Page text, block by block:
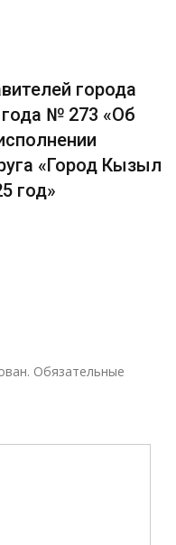
города
№ 273 «Об
«Город Кызыл
год»
Обязательные